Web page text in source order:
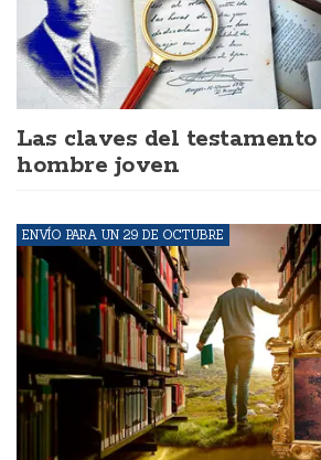
Las claves del
hombre joven
ENVÍO PARA UN 29 DE OCTUBRE